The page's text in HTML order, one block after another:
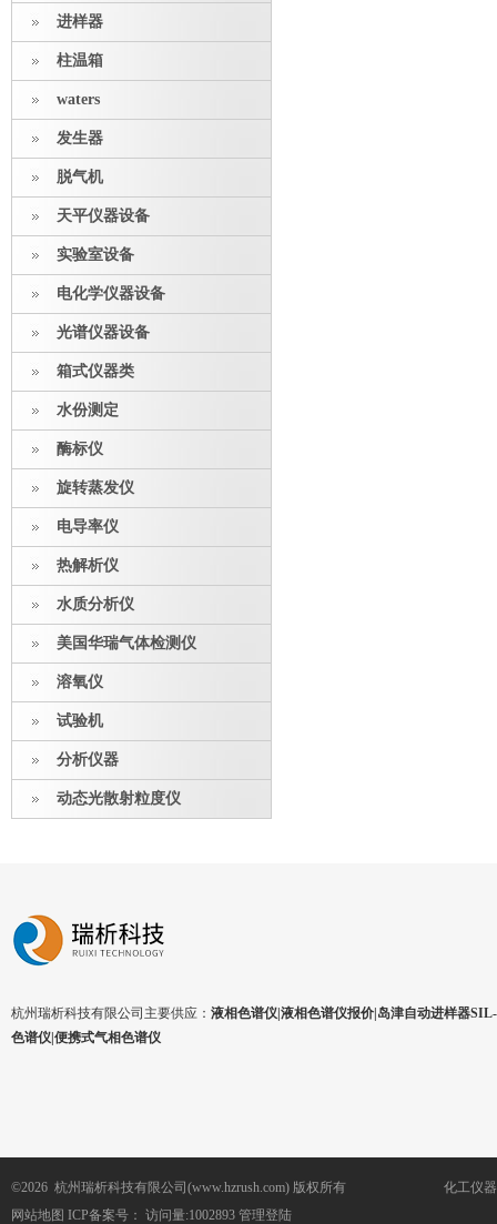
进样器
柱温箱
waters
发生器
脱气机
天平仪器设备
实验室设备
电化学仪器设备
光谱仪器设备
箱式仪器类
水份测定
酶标仪
旋转蒸发仪
电导率仪
热解析仪
水质分析仪
美国华瑞气体检测仪
溶氧仪
试验机
分析仪器
动态光散射粒度仪
杭州瑞析科技有限公司主要供应： 液相色谱仪|液相色谱仪报价|岛津自动进样器
色谱仪|便携式气相色谱仪
©2026 杭州瑞析科技有限公司(www.hzrush.com) 版权所有
网站地图 ICP备案号： 访问量:1002893 管理登陆
化工仪